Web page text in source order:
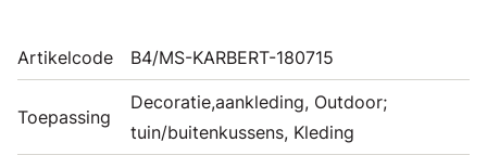
Artikelcode B4/MS-KARBERT-180715
Toepassing
Decoratie,aankleding, Outdoor;
tuin/buitenkussens, Kleding